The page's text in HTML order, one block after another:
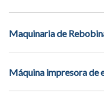
Maquinaria de
Máquina impresora de